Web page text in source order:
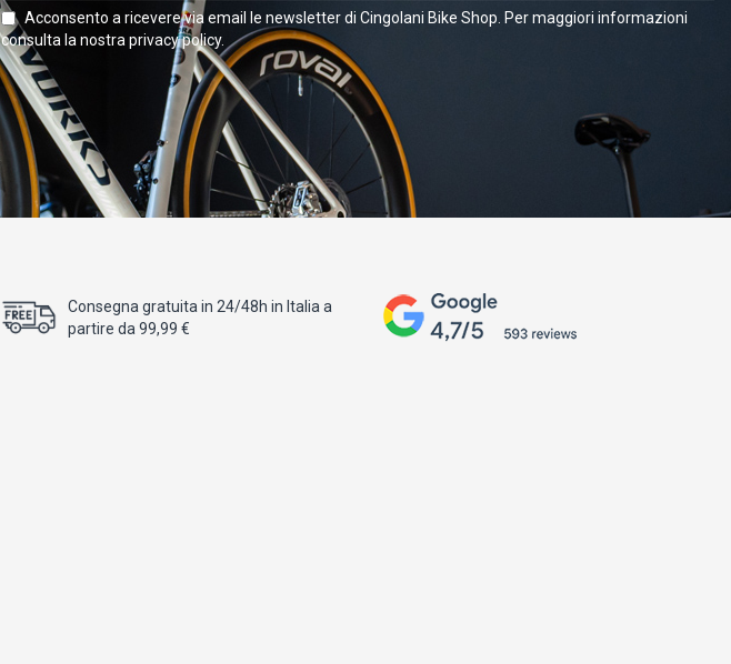
Acconsento a ricevere via email le newsletter di Cingolani Bike Shop. Per maggiori informazioni
consulta la nostra privacy policy.
Consegna gratuita in 24/48h in Italia a
partire da 99,99 €